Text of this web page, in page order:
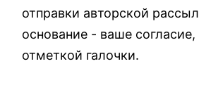
отправки авторской
основание - ваше
отметкой галочки.